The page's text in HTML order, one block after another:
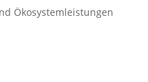
Ökosystemleistungen